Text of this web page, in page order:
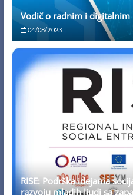
Vodič o radnim i digitalnim
04/08/2023
RISE: Podrška idejama
razvoju mladih ljudi sa